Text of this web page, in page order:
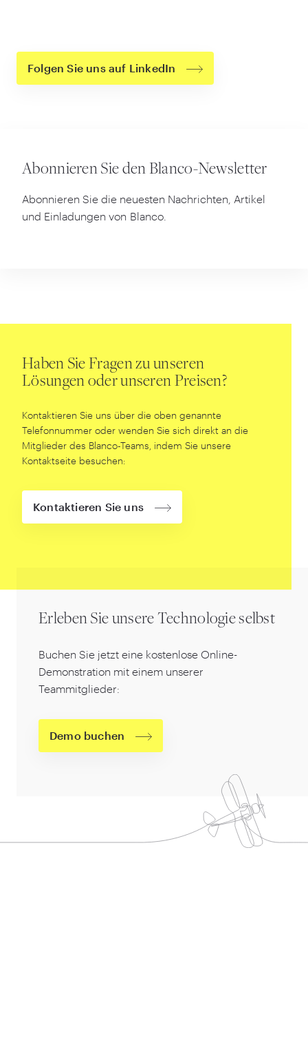
Folgen Sie uns auf LinkedIn
Abonnieren Sie den Blanco-Newsletter
Abonnieren Sie die neuesten Nachrichten, Artikel
und Einladungen von Blanco.
Haben Sie Fragen zu unseren
Lösungen oder unseren Preisen?
Kontaktieren Sie uns über die oben genannte
Telefonnummer oder wenden Sie sich direkt an die
Mitglieder des Blanco-Teams, indem Sie unsere
Kontaktseite besuchen:
Kontaktieren Sie uns
Erleben Sie unsere Technologie selbst
Buchen Sie jetzt eine kostenlose Online-
Demonstration mit einem unserer
Teammitglieder:
Demo buchen